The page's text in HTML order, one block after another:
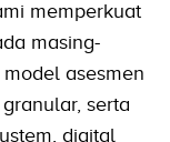
memperkuat
masing-
asesmen
serta
digital